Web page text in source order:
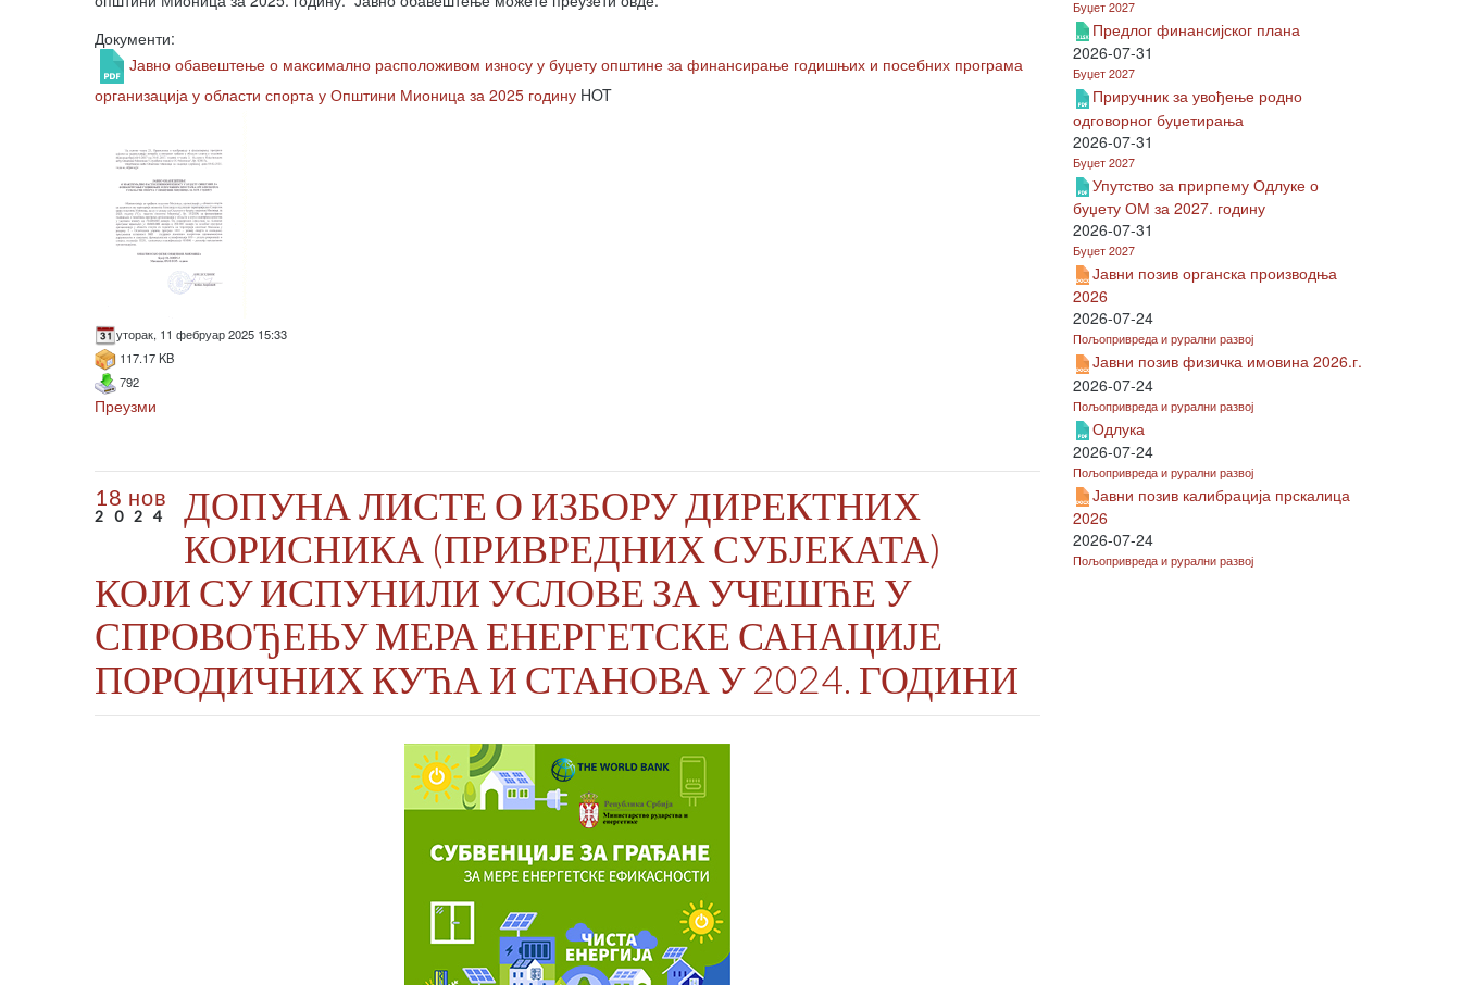
Документи:
Јавно обавештење о максимално расположивом износу у буџету општине за финансирање годишњих и посебних програма
организација у области спорта у Општини Мионица за 2025 годину HOT
уторак, 11 фебруар 2025 15:33
117.17 KB
792
Преузми
18 нов
2024
ДОПУНА ЛИСТЕ О ИЗБОРУ ДИРЕКТНИХ
КОРИСНИКА (ПРИВРЕДНИХ СУБЈЕКАТА)
КОЈИ СУ ИСПУНИЛИ УСЛОВЕ ЗА УЧЕШЋЕ У
СПРОВОЂЕЊУ МЕРА ЕНЕРГЕТСКЕ САНАЦИЈЕ
ПОРОДИЧНИХ КУЋА И СТАНОВА У 2024. ГОДИНИ
Буџет 2027
Предлог финансијског плана
2026-07-31
Буџет 2027
Приручник за увођење родно
одговорног буџетирања
2026-07-31
Буџет 2027
Упутство за прирпему Одлуке о
буџету ОМ за 2027. годину
2026-07-31
Буџет 2027
Јавни позив органска производња
2026
2026-07-24
Пољопривреда и рурални развој
Јавни позив физичка имовина 2026.г.
2026-07-24
Пољопривреда и рурални развој
Одлука
2026-07-24
Пољопривреда и рурални развој
Јавни позив калибрација прскалица
2026
2026-07-24
Пољопривреда и рурални развој